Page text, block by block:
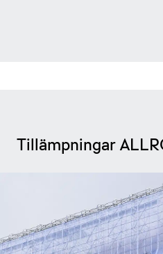
Tillämpningar